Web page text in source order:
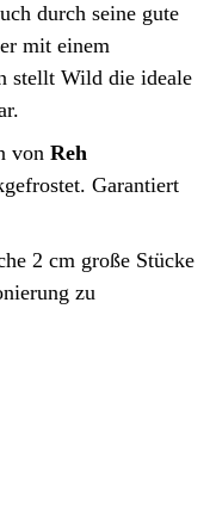
durch seine gute
mit einem
stellt Wild die ideale
von Reh
Garantiert
2 cm große Stücke
zu